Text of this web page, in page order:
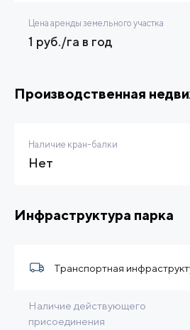
Цена аренды земельного участка
1 руб./га в год
Производственная
Наличие кран-балки
Нет
Инфраструктура парка
Транспортная
Наличие действующего
присоединения